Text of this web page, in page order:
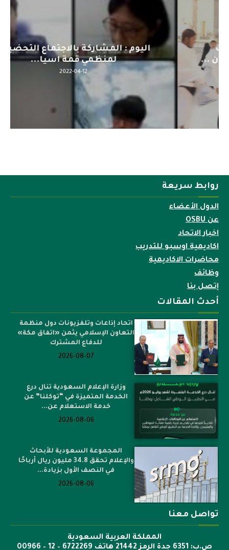
اليوم : المشاركة بالاجتماع التحضيري
لمنظمي قمة اسيا...
2022-04-12
روابط سريعة
الدول الأعضاء
عن OSBU
اخبار الاتحاد
اكاديمية اوسبو للتدريب
محاضرات الاكاديمية
وظائف
إتصل بنا
أحدث المقالات
اتحاد إذاعات وتلفزيونات دول منظمة
التعاون الإسلامي يثمن «اتفاق مكة»
للدفاع المشترك
2026-08-07
وزارة الإعلام السعودية تنال درع
الخدمة المتميزة في “توكلنا” عن
خدمة الاستعلام عن...
2026-08-06
المجموعة السعودية للأبحاث
والإعلام تحقق 34.8 مليون ريال أرباحًا
في النصف الأول بزيادة...
2026-08-06
تواصل معنا
المملكة العربية السعودية
ص.ب: 6351 جدة الرمز 21442 هاتف 6722269 – 12 – 00966